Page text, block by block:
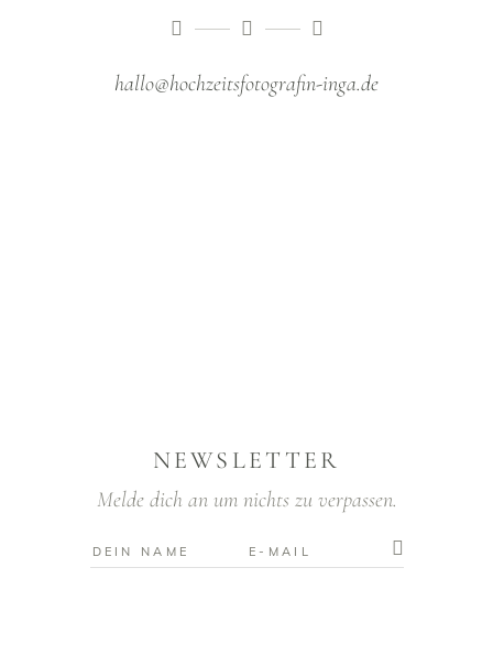
hallo@hochzeitsfotografin-inga.de
NEWSLETTER
Melde dich an um nichts zu verpassen.